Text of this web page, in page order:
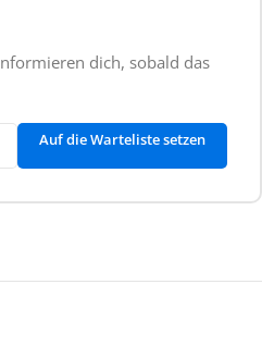
dich, sobald das
Auf die Warteliste setzen